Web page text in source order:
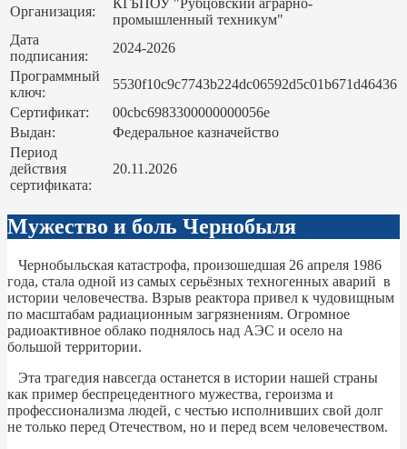
Организация:
КГБПОУ "Рубцовский аграрно-
промышленный техникум"
Дата
подписания:
2024-2026
Программный
ключ:
5530f10c9c7743b224dc06592d5c01b671d46436
Сертификат:
00cbc6983300000000056e
Выдан:
Федеральное казначейство
Период
действия
сертификата:
20.11.2026
Мужество и боль Чернобыля
Чернобыльская катастрофа, произошедшая 26 апреля 1986
года, стала одной из самых серьёзных техногенных аварий в
истории человечества. Взрыв реактора привел к чудовищным
по масштабам радиационным загрязнениям. Огромное
радиоактивное облако поднялось над АЭС и осело на
большой территории.
Эта трагедия навсегда останется в истории нашей страны
как пример беспрецедентного мужества, героизма и
профессионализма людей, с честью исполнивших свой долг
не только перед Отечеством, но и перед всем человечеством.